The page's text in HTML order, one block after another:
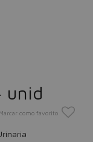
unid
Marcar como favorito